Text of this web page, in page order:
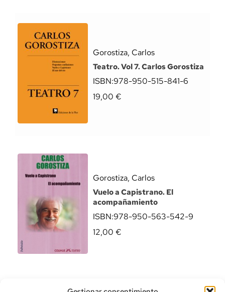
Gorostiza, Carlos
Teatro. Vol 7. Carlos Gorostiza
ISBN:978-950-515-841-6
19,00 €
Gorostiza, Carlos
Vuelo a Capistrano. El
acompañamiento
ISBN:978-950-563-542-9
12,00 €